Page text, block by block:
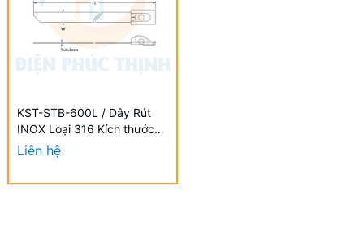
KST-STB-600L / Dây Rút
INOX Loại 316 Kích thước
600 x 12.0mm (25 Cái/Bịch)
- STAINLESS STEEL TIES
Liên hệ